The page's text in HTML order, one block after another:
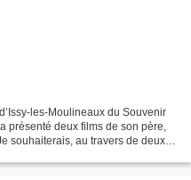
les-Moulineaux du Souvenir
présenté deux films de son père,
souhaiterais, au travers de deux